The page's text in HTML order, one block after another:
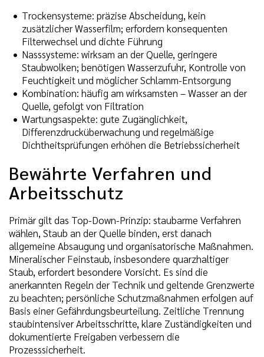
Trockensysteme: präzise Abscheidung, kein
zusätzlicher Wasserfilm; erfordern konsequenten
Filterwechsel und dichte Führung
Nasssysteme: wirksam an der Quelle, geringere
Staubwolken; benötigen Wasserzufuhr, Kontrolle von
Feuchtigkeit und möglicher Schlamm-Entsorgung
Kombination: häufig am wirksamsten – Wasser an der
Quelle, gefolgt von Filtration
Wartungsaspekte: gute Zugänglichkeit,
Differenzdrucküberwachung und regelmäßige
Dichtheitsprüfungen erhöhen die Betriebssicherheit
Bewährte Verfahren und
Arbeitsschutz
Primär gilt das Top-Down-Prinzip: staubarme Verfahren
wählen, Staub an der Quelle binden, erst danach
allgemeine Absaugung und organisatorische Maßnahmen.
Mineralischer Feinstaub, insbesondere quarzhaltiger
Staub, erfordert besondere Vorsicht. Es sind die
anerkannten Regeln der Technik und geltende Grenzwerte
zu beachten; persönliche Schutzmaßnahmen erfolgen auf
Basis einer Gefährdungsbeurteilung. Zeitliche Trennung
staubintensiver Arbeitsschritte, klare Zuständigkeiten und
dokumentierte Freigaben verbessern die
Prozesssicherheit.